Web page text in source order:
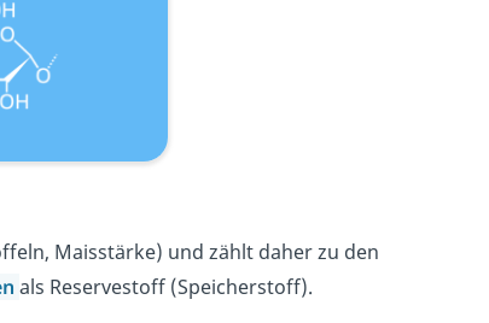
Maisstärke) und zählt daher zu den
als Reservestoff (Speicherstoff).